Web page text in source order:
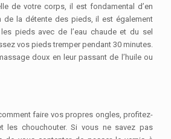
de votre corps, il est fondamental d’en
de la détente des pieds, il est également
pieds avec de l’eau chaude et du sel
vos pieds tremper pendant 30 minutes.
doux en leur passant de l’huile ou
faire vos propres ongles, profitez-
les chouchouter. Si vous ne savez pas